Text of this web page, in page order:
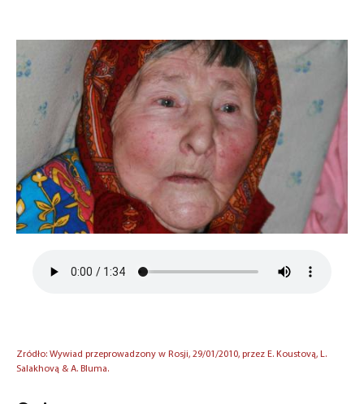
Zródło: Wywiad przeprowadzony w Rosji, 29/01/2010, przez E. Koustovą, L.
Salakhovą & A. Bluma.